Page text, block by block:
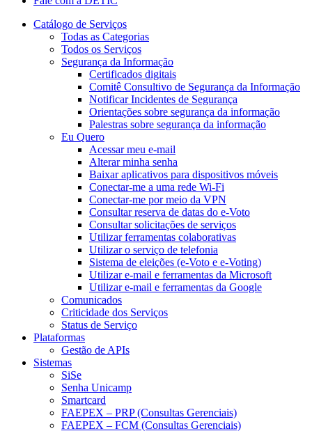
Catálogo de Serviços
Todas as Categorias
Todos os Serviços
Segurança da Informação
Certificados digitais
Comitê Consultivo de Segurança da Informação
Notificar Incidentes de Segurança
Orientações sobre segurança da informação
Palestras sobre segurança da informação
Eu Quero
Acessar meu e-mail
Alterar minha senha
Baixar aplicativos para dispositivos móveis
Conectar-me a uma rede Wi-Fi
Conectar-me por meio da VPN
Consultar reserva de datas do e-Voto
Consultar solicitações de serviços
Utilizar ferramentas colaborativas
Utilizar o serviço de telefonia
Sistema de eleições (e-Voto e e-Voting)
Utilizar e-mail e ferramentas da Microsoft
Utilizar e-mail e ferramentas da Google
Comunicados
Criticidade dos Serviços
Status de Serviço
Plataformas
Gestão de APIs
Sistemas
SiSe
Senha Unicamp
Smartcard
FAEPEX – PRP (Consultas Gerenciais)
FAEPEX – FCM (Consultas Gerenciais)